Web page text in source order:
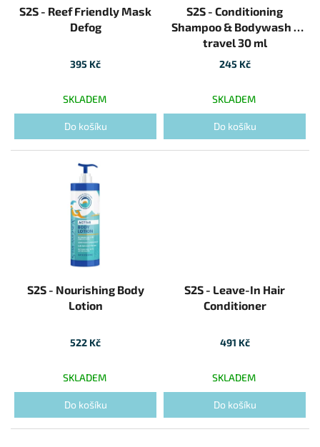
S2S - Reef Friendly Mask
Defog
395 Kč
SKLADEM
Do košíku
S2S - Conditioning
Shampoo & Bodywash -
travel 30 ml
245 Kč
SKLADEM
Do košíku
S2S - Nourishing Body
Lotion
522 Kč
SKLADEM
Do košíku
S2S - Leave-In Hair
Conditioner
491 Kč
SKLADEM
Do košíku